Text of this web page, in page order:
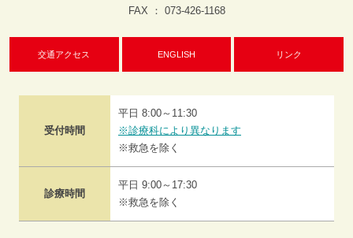
FAX ： 073-426-1168
交通アクセス ENGLISH リンク
受付時間
平日 8:00～11:30
※診療科により異なります
※救急を除く
診療時間
平日 9:00～17:30
※救急を除く